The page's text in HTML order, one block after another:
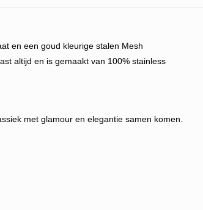
en een goud kleurige stalen Mesh
altijd en is gemaakt van 100% stainless
met glamour en elegantie samen komen.